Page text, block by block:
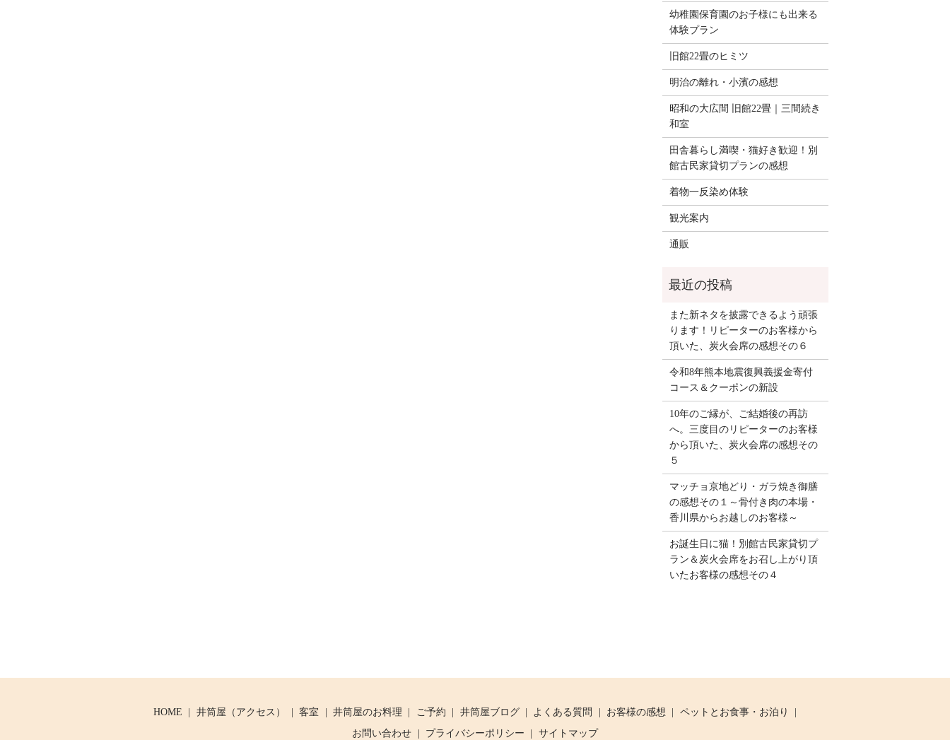
幼稚園保育園のお子様にも出来る
体験プラン
旧館22畳のヒミツ
明治の離れ・小濱の感想
昭和の大広間 旧館22畳｜三間続き
和室
田舎暮らし満喫・猫好き歓迎！別
館古民家貸切プランの感想
着物一反染め体験
観光案内
通販
また新ネタを披露できるよう頑張
ります！リピーターのお客様から
頂いた、炭火会席の感想その６
令和8年熊本地震復興義援金寄付
コース＆クーポンの新設
10年のご縁が、ご結婚後の再訪
へ。三度目のリピーターのお客様
から頂いた、炭火会席の感想その
５
マッチョ京地どり・ガラ焼き御膳
の感想その１～骨付き肉の本場・
香川県からお越しのお客様～
お誕生日に猫！別館古民家貸切プ
ラン＆炭火会席をお召し上がり頂
いたお客様の感想その４
HOME 井筒屋（アクセス） 客室 井筒屋のお料理 ご予約 井筒屋ブログ よくある質問 お客様の感想
ペットとお食事・お泊り
お問い合わせ
プライバシーポリシー サイトマップ